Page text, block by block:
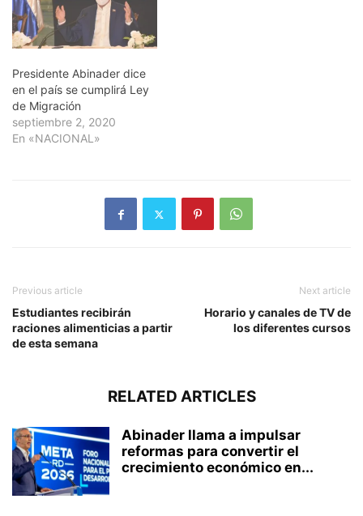
Presidente Abinader dice
en el país se cumplirá Ley
de Migración
septiembre 2, 2020
En «NACIONAL»
Previous article
Estudiantes recibirán
raciones alimenticias a partir
de esta semana
Next article
Horario y canales de TV de
los diferentes cursos
RELATED ARTICLES
Abinader llama a impulsar
reformas para convertir el
crecimiento económico en...